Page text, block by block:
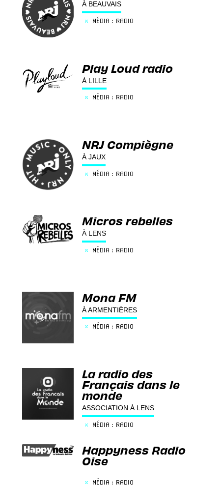
À BEAUVAIS
× MÉDIA : RADIO
Play Loud radio
À LILLE
× MÉDIA : RADIO
NRJ Compiègne
À JAUX
× MÉDIA : RADIO
Micros rebelles
À LENS
× MÉDIA : RADIO
Mona FM
À ARMENTIÈRES
× MÉDIA : RADIO
La radio des
Français dans le
monde
ASSOCIATION À LENS
× MÉDIA : RADIO
Happyness Radio
Oise
× MÉDIA : RADIO